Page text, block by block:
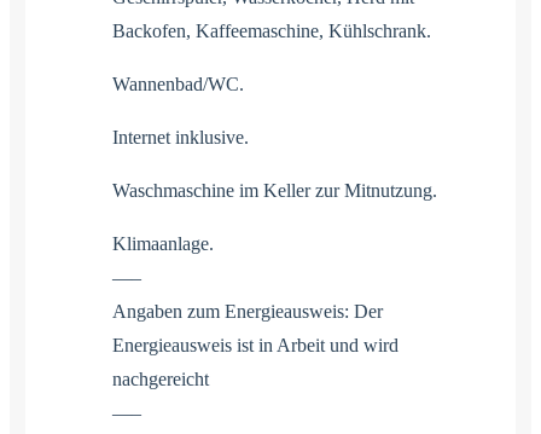
Backofen, Kaffeemaschine, Kühlschrank.
Wannenbad/WC.
Internet inklusive.
Waschmaschine im Keller zur Mitnutzung.
Klimaanlage.
—–
Angaben zum Energieausweis: Der
Energieausweis ist in Arbeit und wird
nachgereicht
—–